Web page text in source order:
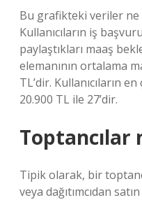
Bu grafikteki veriler ne
Kullanıcıların iş
paylaştıkları maaş
elemanının ortalama
TL’dir. Kullanıcıların
20.900 TL ile 27’dir.
Toptancılar
Tipik olarak, bir
veya dağıtımcıdan